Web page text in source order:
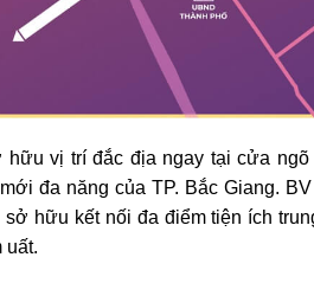
hữu vị trí đắc địa ngay tại cửa
đa năng của TP. Bắc Giang.
sở hữu kết nối đa điểm tiện ích
uất.